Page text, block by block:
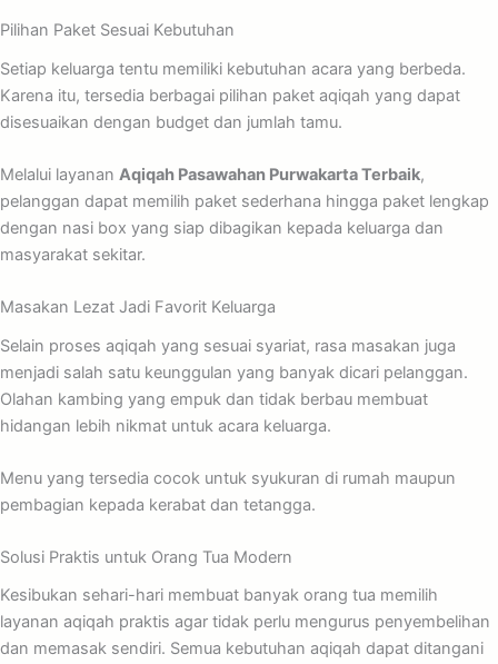
Pilihan Paket Sesuai Kebutuhan
Setiap keluarga tentu memiliki kebutuhan acara yang berbeda.
Karena itu, tersedia berbagai pilihan paket aqiqah yang dapat
disesuaikan dengan budget dan jumlah tamu.
Melalui layanan Aqiqah Pasawahan Purwakarta Terbaik,
pelanggan dapat memilih paket sederhana hingga paket lengkap
dengan nasi box yang siap dibagikan kepada keluarga dan
masyarakat sekitar.
Masakan Lezat Jadi Favorit Keluarga
Selain proses aqiqah yang sesuai syariat, rasa masakan juga
menjadi salah satu keunggulan yang banyak dicari pelanggan.
Olahan kambing yang empuk dan tidak berbau membuat
hidangan lebih nikmat untuk acara keluarga.
Menu yang tersedia cocok untuk syukuran di rumah maupun
pembagian kepada kerabat dan tetangga.
Solusi Praktis untuk Orang Tua Modern
Kesibukan sehari-hari membuat banyak orang tua memilih
layanan aqiqah praktis agar tidak perlu mengurus penyembelihan
dan memasak sendiri. Semua kebutuhan aqiqah dapat ditangani